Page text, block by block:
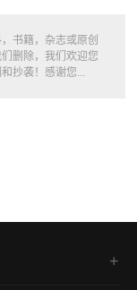
书籍，杂志或原创
删除，我们欢迎您
抄袭！感谢您...